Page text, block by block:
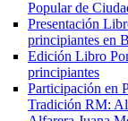
Popular de
Presentación
principiantes en
Edición Libro
principiantes
Participación en
Tradición RM: